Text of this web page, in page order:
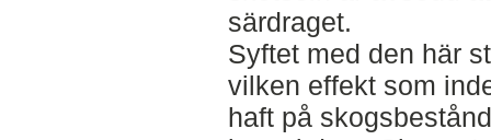
särdraget.
Syftet med den här
vilken effekt som
haft på